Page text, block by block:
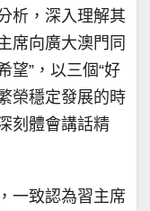
析，深入理解其
席向廣大澳門同
望”，以三個“好
榮穩定發展的時
刻體會講話精
一致認為習主席